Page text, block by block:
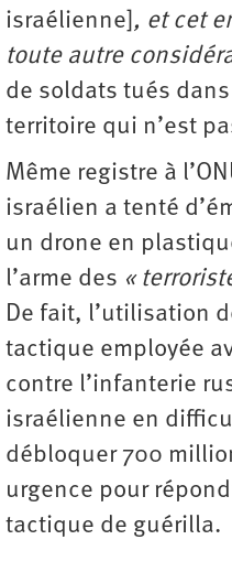
israélienne] , et cet
toute autre
de soldats tués
territoire qui n’est
Même registre à
israélien a tenté
un drone en
l’arme des «
De fait, l’utilisation
tactique employée
contre l’infanterie
israélienne en
débloquer 700
urgence pour
tactique de guérilla.